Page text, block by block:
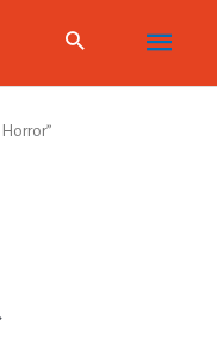
Main
Menu